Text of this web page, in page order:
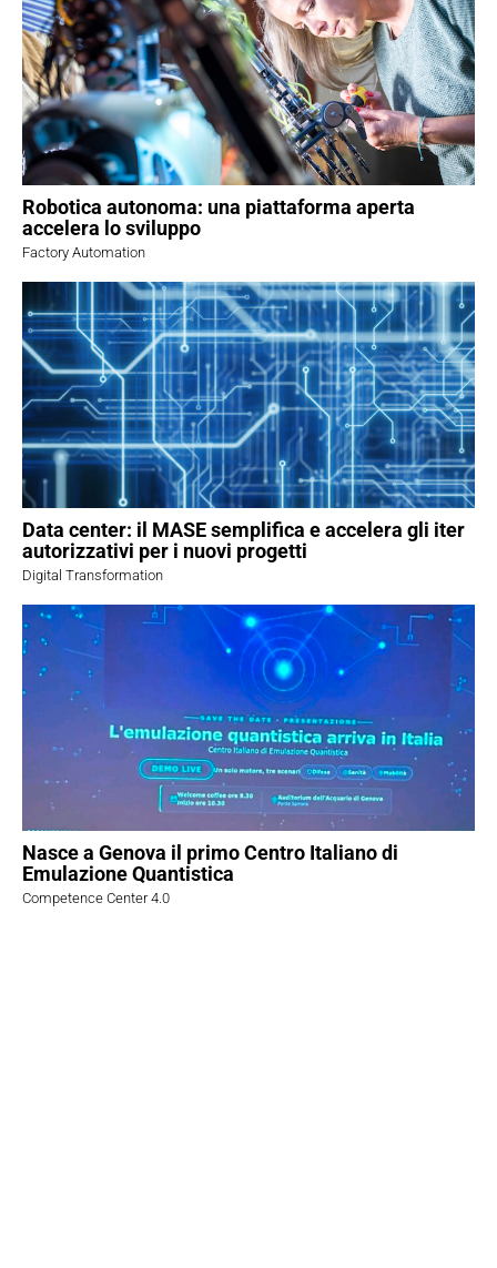
Robotica autonoma: una piattaforma aperta
accelera lo sviluppo
Factory Automation
Data center: il MASE semplifica e accelera gli iter
autorizzativi per i nuovi progetti
Digital Transformation
Nasce a Genova il primo Centro Italiano di
Emulazione Quantistica
Competence Center 4.0